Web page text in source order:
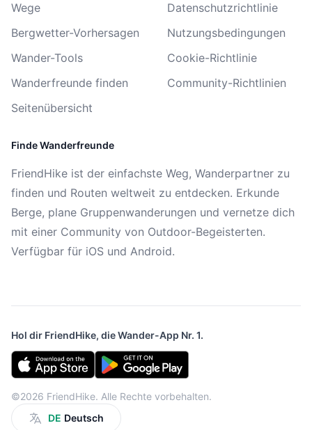
Wege
Bergwetter-Vorhersagen
Wander-Tools
Wanderfreunde finden
Seitenübersicht
Datenschutzrichtlinie
Nutzungsbedingungen
Cookie-Richtlinie
Community-Richtlinien
Finde Wanderfreunde
FriendHike ist der einfachste Weg, Wanderpartner zu
finden und Routen weltweit zu entdecken. Erkunde
Berge, plane Gruppenwanderungen und vernetze dich
mit einer Community von Outdoor-Begeisterten.
Verfügbar für iOS und Android.
Hol dir FriendHike, die Wander-App Nr. 1.
©2026 FriendHike. Alle Rechte vorbehalten.
DE Deutsch